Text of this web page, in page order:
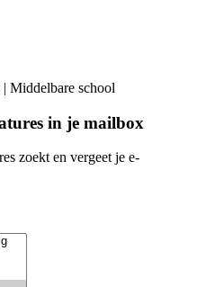
Middelbare school
in je mailbox
zoekt en vergeet je e-